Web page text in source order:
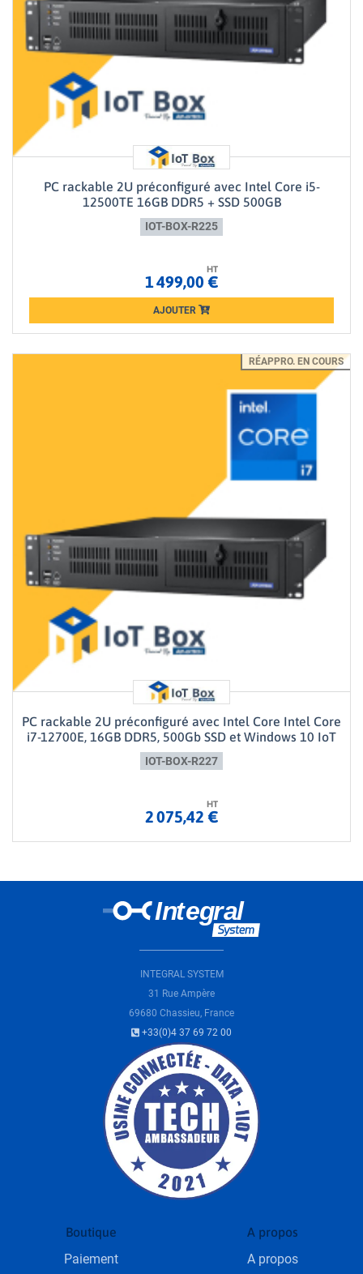
PC rackable 2U préconfiguré avec Intel Core i5-
12500TE 16GB DDR5 + SSD 500GB
IOT-BOX-R225
HT
1 499,00 €
AJOUTER
Loading...
RÉAPPRO. EN COURS
PC rackable 2U préconfiguré avec Intel Core Intel Core
i7-12700E, 16GB DDR5, 500Gb SSD et Windows 10 IoT
IOT-BOX-R227
HT
2 075,42 €
INTEGRAL SYSTEM
31 Rue Ampère
69680 Chassieu, France
+33(0)4 37 69 72 00
Boutique
Paiement
A propos
A propos